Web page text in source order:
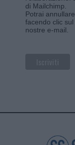
di Mailchimp
Potrai
facendo clic
nostre e-mail.